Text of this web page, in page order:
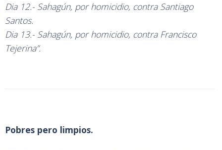
Dia 12.- Sahagún, por homicidio, contra Santiago
Santos.
Dia 13.- Sahagún, por homicidio, contra Francisco
Tejerina”.
Pobres pero limpios.